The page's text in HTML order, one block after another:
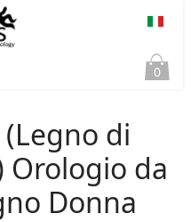
0
(Legno di
Orologio da
Donna